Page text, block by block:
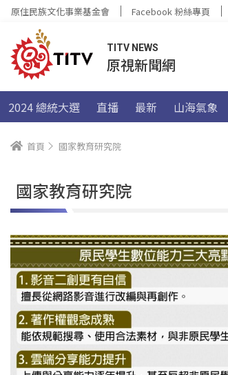
原住民族文化事業基金會 Facebook 粉絲專頁
TITV NEWS
原視新聞網
2024 總統大選 直播 最新 山海氣象
首頁 國家教育研究院
國家教育研究院